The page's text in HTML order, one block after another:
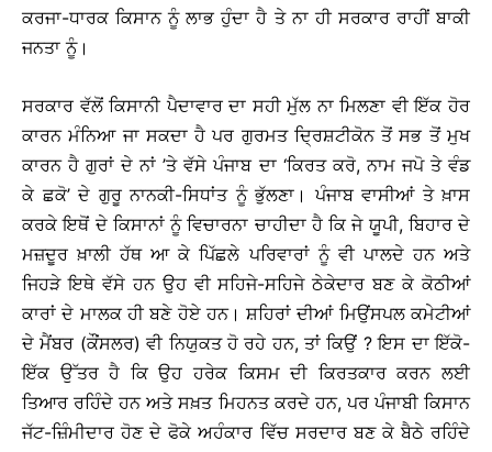
ਕਰਜਾ-ਧਾਰਕ ਕਿਸਾਨ ਨੂੰ ਲਾਭ ਹੁੰਦਾ ਹੈ ਤੇ ਨਾ ਹੀ ਸਰਕਾਰ ਰਾਹੀਂ ਬਾਕੀ
ਜਨਤਾ ਨੂੰ।
ਸਰਕਾਰ ਵੱਲੋਂ ਕਿਸਾਨੀ ਪੈਦਾਵਾਰ ਦਾ ਸਹੀ ਮੁੱਲ ਨਾ ਮਿਲਣਾ ਵੀ ਇੱਕ ਹੋਰ
ਕਾਰਨ ਮੰਨਿਆ ਜਾ ਸਕਦਾ ਹੈ ਪਰ ਗੁਰਮਤ ਦ੍ਰਿਸ਼ਟੀਕੋਨ ਤੋਂ ਸਭ ਤੋਂ ਮੁਖ
ਕਾਰਨ ਹੈ ਗੁਰਾਂ ਦੇ ਨਾਂ ’ਤੇ ਵੱਸੇ ਪੰਜਾਬ ਦਾ ‘ਕਿਰਤ ਕਰੋ, ਨਾਮ ਜਪੋ ਤੇ ਵੰਡ
ਕੇ ਛਕੋ’ ਦੇ ਗੁਰੂ ਨਾਨਕੀ-ਸਿਧਾਂਤ ਨੂੰ ਭੁੱਲਣਾ। ਪੰਜਾਬ ਵਾਸੀਆਂ ਤੇ ਖ਼ਾਸ
ਕਰਕੇ ਇਥੋਂ ਦੇ ਕਿਸਾਨਾਂ ਨੂੰ ਵਿਚਾਰਨਾ ਚਾਹੀਦਾ ਹੈ ਕਿ ਜੇ ਯੂਪੀ, ਬਿਹਾਰ ਦੇ
ਮਜ਼ਦੂਰ ਖ਼ਾਲੀ ਹੱਥ ਆ ਕੇ ਪਿੱਛਲੇ ਪਰਿਵਾਰਾਂ ਨੂੰ ਵੀ ਪਾਲਦੇ ਹਨ ਅਤੇ
ਜਿਹੜੇ ਇਥੇ ਵੱਸੇ ਹਨ ਉਹ ਵੀ ਸਹਿਜੇ-ਸਹਿਜੇ ਠੇਕੇਦਾਰ ਬਣ ਕੇ ਕੋਠੀਆਂ
ਕਾਰਾਂ ਦੇ ਮਾਲਕ ਹੀ ਬਣੇ ਹੋਏ ਹਨ। ਸ਼ਹਿਰਾਂ ਦੀਆਂ ਮਿਉਂਸਪਲ ਕਮੇਟੀਆਂ
ਦੇ ਮੈਂਬਰ (ਕੌਂਸਲਰ) ਵੀ ਨਿਯੁਕਤ ਹੋ ਰਹੇ ਹਨ, ਤਾਂ ਕਿਉਂ ? ਇਸ ਦਾ ਇੱਕੋ-
ਇੱਕ ਉੱਤਰ ਹੈ ਕਿ ਉਹ ਹਰੇਕ ਕਿਸਮ ਦੀ ਕਿਰਤਕਾਰ ਕਰਨ ਲਈ
ਤਿਆਰ ਰਹਿੰਦੇ ਹਨ ਅਤੇ ਸਖ਼ਤ ਮਿਹਨਤ ਕਰਦੇ ਹਨ, ਪਰ ਪੰਜਾਬੀ ਕਿਸਾਨ
ਜੱਟ-ਜ਼ਿੰਮੀਦਾਰ ਹੋਣ ਦੇ ਫੋਕੇ ਅਹੰਕਾਰ ਵਿੱਚ ਸਰਦਾਰ ਬਣ ਕੇ ਬੈਠੇ ਰਹਿੰਦੇ